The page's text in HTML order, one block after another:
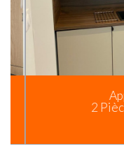
2